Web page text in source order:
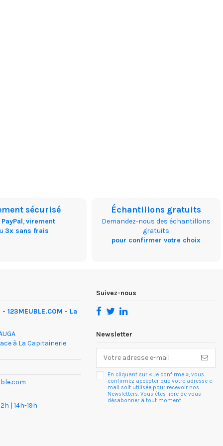
sécurisé
PayPal,virement
3x sans frais
Échantillons gratuits
Demandez-nous des échantillons
gratuits
pour confirmer votre choix
- 123MEUBLE.COM - La
à La Capitainerie
| 14h-19h
Suivez-nous
Newsletter
En cliquant sur « Je confirme », vous
confirmez accepter que votre adresse e-
mail soit utilisée pour recevoir nos
Newsletters. Vous êtes libre de vous
désabonner à tout moment.